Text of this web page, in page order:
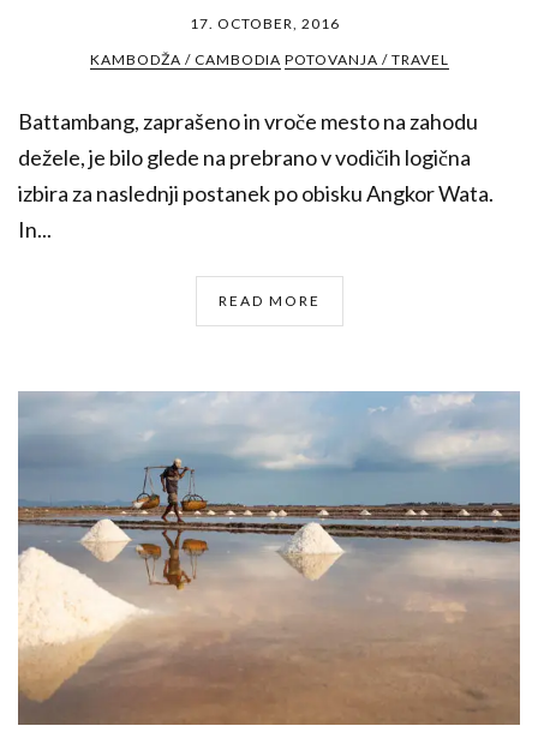
17. OCTOBER, 2016
KAMBODŽA / CAMBODIA POTOVANJA / TRAVEL
Battambang, zaprašeno in vroče mesto na zahodu
dežele, je bilo glede na prebrano v vodičih logična
izbira za naslednji postanek po obisku Angkor Wata.
In...
READ MORE